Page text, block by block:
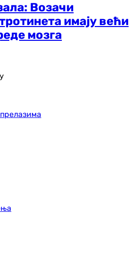
Возачи
имају већи
мозга